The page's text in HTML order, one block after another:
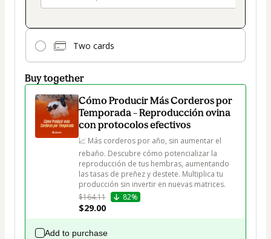
Two cards
Buy together
Cómo Producir Más Corderos por
Temporada – Reproducción ovina
con protocolos efectivos
📈 Más corderos por año, sin aumentar el
rebaño. Descubre cómo potencializar la
reproducción de tus hembras, aumentando
las tasas de preñez y destete. Multiplica tu
producción sin invertir en nuevas matrices.
$164.11
82%
$29.00
Add to purchase